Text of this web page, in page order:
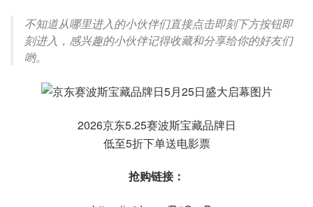
不知道从哪里进入的小伙伴们直接点击即刻下方按钮即
刻进入，感兴趣的小伙伴记得收藏和分享给你的好友们
哟。
2026京东5.25赛波斯宝藏品牌日
低至5折下单送电影票
抢购链接：